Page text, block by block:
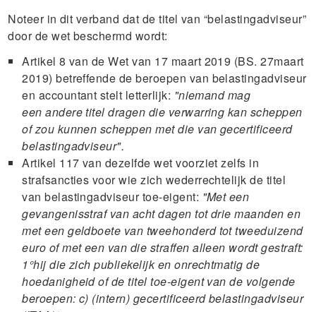
Noteer in dit verband dat de titel van “belastingadviseur”
door de wet beschermd wordt:
Artikel 8 van de Wet van 17 maart 2019 (BS. 27maart
2019) betreffende de beroepen van belastingadviseur
en accountant stelt letterlijk: "niemand mag
een andere titel dragen die verwarring kan scheppen
of zou kunnen scheppen met die van gecertificeerd
belastingadviseur".
Artikel 117 van dezelfde wet voorziet zelfs in
strafsancties voor wie zich wederrechtelijk de titel
van belastingadviseur toe-eigent: "Met een
gevangenisstraf van acht dagen tot drie maanden en
met een geldboete van tweehonderd tot tweeduizend
euro of met een van die straffen alleen wordt gestraft:
1°hij die zich publiekelijk en onrechtmatig de
hoedanigheid of de titel toe-eigent van de volgende
beroepen: c) (intern) gecertificeerd belastingadviseur